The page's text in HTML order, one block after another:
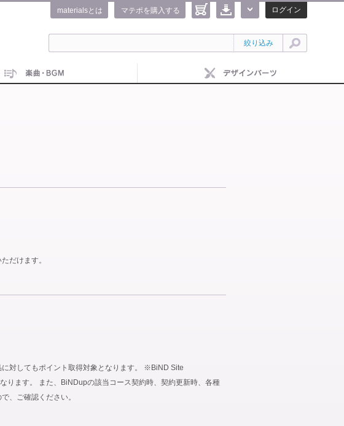
ログイン
マテポを購入する
materialsとは
絞り込み
だけます。
対してもポイント取得対象となります。 ※BiND Site
ります。 また、BiNDupの該当コース契約時、契約更新時、各種
、ご確認ください。